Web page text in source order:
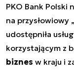
PKO Bank Polski
na przysłowiowy
udostępniła
korzystającym z
biznes w kraju i